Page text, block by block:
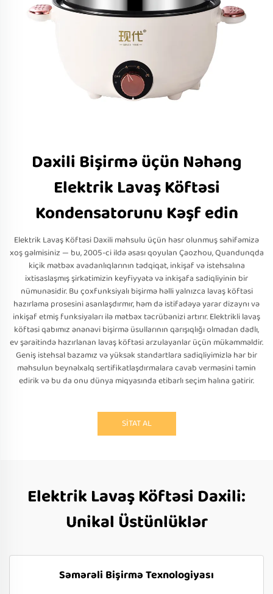
Daxili Bişirmə üçün Nəhəng
Elektrik Lavaş Köftəsi
Kondensatorunu Kəşf edin
Elektrik Lavaş Köftəsi Daxili məhsulu üçün həsr olunmuş səhifəmizə
xoş gəlmisiniz — bu, 2005-ci ildə əsası qoyulan Çaozhou, Quandunqda
kiçik mətbəx avadanlıqlarının tədqiqat, inkişaf və istehsalına
ixtisaslaşmış şirkətimizin keyfiyyətə və inkişafa sadiqliyinin bir
nümunəsidir. Bu çoxfunksiyalı bişirmə həlli yalnızca lavaş köftəsi
hazırlama prosesini asanlaşdırmır, həm də istifadəyə yarar dizaynı və
inkişaf etmiş funksiyaları ilə mətbəx təcrübənizi artırır. Elektrikli lavaş
köftəsi qabımız ənənəvi bişirmə üsullarının qarışıqlığı olmadan dadlı,
ev şəraitində hazırlanan lavaş köftəsi arzulayanlar üçün mükəmməldir.
Geniş istehsal bazamız və yüksək standartlara sadiqliyimizlə hər bir
məhsulun beynəlxalq sertifikatlaşdırmalara cavab verməsini təmin
edirik və bu da onu dünya miqyasında etibarlı seçim halına gətirir.
SİTAT AL
Elektrik Lavaş Köftəsi Daxili:
Unikal Üstünlüklər
Səmərəli Bişirmə Texnologiyası